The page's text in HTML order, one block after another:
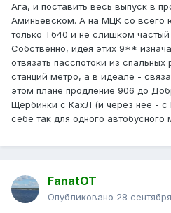
Ага, и поставить весь выпуск в
Аминьевском. А на МЦК со всего
только Тб40 и не слишком частый
Собственно, идея этих 9**
отвязать пасспотоки из
станций метро, а в идеале -
этом плане продление 906 до
Щербинки с КахЛ (и через неё -
себе так для одного автобусного
FanatOT
Опубликовано 28